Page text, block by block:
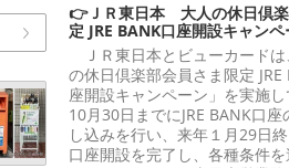
👉ＪＲ東日本 大人の休日倶
定 JRE BANK口座開設キャン
ＪＲ東日本とビューカードは
の休日倶楽部会員さま限定 JRE
座開設キャンペーン」を実施し
10月30日までにJRE BANK口座
し込みを行い、来年１月29日
口座開設を完了し、各種条件を